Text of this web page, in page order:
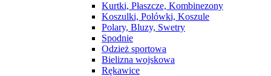
Kurtki, Płaszcze, Kombinezony
Koszulki, Polówki, Koszule
Polary, Bluzy, Swetry
Spodnie
Odzież sportowa
Bielizna wojskowa
Rękawice